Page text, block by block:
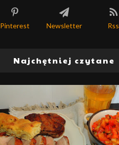
Pinterest Newsletter Rss
Najchętniej czytane